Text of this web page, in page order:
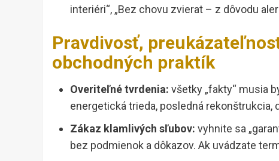
interiéri“, „Bez chovu zvierat – z dôvodu
Pravdivosť,
obchodných praktík
Overiteľné tvrdenia: všetky „fakty“ musia
energetická trieda, posledná rekonštrukcia,
Zákaz klamlivých sľubov: vyhnite sa
bez podmienok a dôkazov. Ak uvádzate